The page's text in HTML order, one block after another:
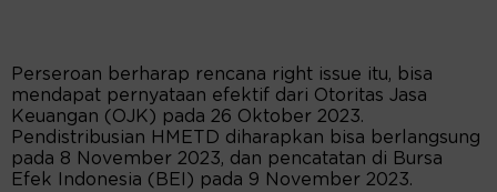
Perseroan berharap rencana right issue itu, bisa
mendapat pernyataan efektif dari Otoritas Jasa
Keuangan (OJK) pada 26 Oktober 2023.
Pendistribusian HMETD diharapkan bisa berlangsung
pada 8 November 2023, dan pencatatan di Bursa
Efek Indonesia (BEI) pada 9 November 2023.